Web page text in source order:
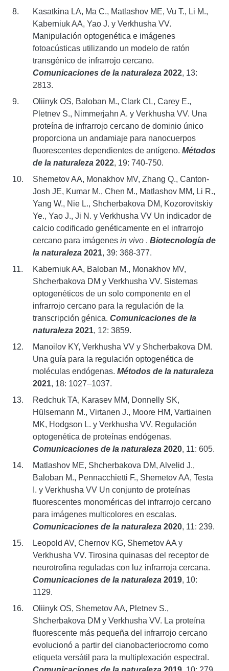
Kasatkina LA, Ma C., Matlashov ME, Vu T., Li M.,
Kaberniuk AA, Yao J. y Verkhusha VV.
Manipulación optogenética e imágenes
fotoacústicas utilizando un modelo de ratón
transgénico de infrarrojo cercano.
Comunicaciones de la naturaleza 2022, 13:
2813.
Oliinyk OS, Baloban M., Clark CL, Carey E.,
Pletnev S., Nimmerjahn A. y Verkhusha VV. Una
proteína de infrarrojo cercano de dominio único
proporciona un andamiaje para nanocuerpos
fluorescentes dependientes de antígeno. Métodos
de la naturaleza 2022, 19: 740-750.
Shemetov AA, Monakhov MV, Zhang Q., Canton-
Josh JE, Kumar M., Chen M., Matlashov MM, Li R.,
Yang W., Nie L., Shcherbakova DM, Kozorovitskiy
Ye., Yao J., Ji N. y Verkhusha VV Un indicador de
calcio codificado genéticamente en el infrarrojo
cercano para imágenes in vivo . Biotecnología de
la naturaleza 2021, 39: 368-377.
Kaberniuk AA, Baloban M., Monakhov MV,
Shcherbakova DM y Verkhusha VV. Sistemas
optogenéticos de un solo componente en el
infrarrojo cercano para la regulación de la
transcripción génica. Comunicaciones de la
naturaleza 2021, 12: 3859.
Manoilov KY, Verkhusha VV y Shcherbakova DM.
Una guía para la regulación optogenética de
moléculas endógenas. Métodos de la naturaleza
2021, 18: 1027–1037.
Redchuk TA, Karasev MM, Donnelly SK,
Hülsemann M., Virtanen J., Moore HM, Vartiainen
MK, Hodgson L. y Verkhusha VV. Regulación
optogenética de proteínas endógenas.
Comunicaciones de la naturaleza 2020, 11: 605.
Matlashov ME, Shcherbakova DM, Alvelid J.,
Baloban M., Pennacchietti F., Shemetov AA, Testa
I. y Verkhusha VV Un conjunto de proteínas
fluorescentes monoméricas del infrarrojo cercano
para imágenes multicolores en escalas.
Comunicaciones de la naturaleza 2020, 11: 239.
Leopold AV, Chernov KG, Shemetov AA y
Verkhusha VV. Tirosina quinasas del receptor de
neurotrofina reguladas con luz infrarroja cercana.
Comunicaciones de la naturaleza 2019, 10:
1129.
Oliinyk OS, Shemetov AA, Pletnev S.,
Shcherbakova DM y Verkhusha VV. La proteína
fluorescente más pequeña del infrarrojo cercano
evolucionó a partir del cianobacteriocromo como
etiqueta versátil para la multiplexación espectral.